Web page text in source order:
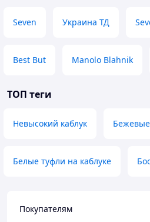
Seven Украина ТД
Best But Manolo Blahnik
ТОП теги
Невысокий каблук
Белые туфли на каблуке
Покупателям